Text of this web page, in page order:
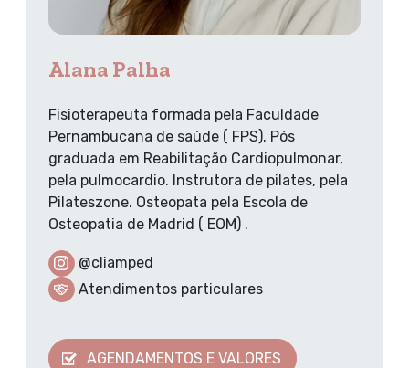
Alana Palha
Fisioterapeuta formada pela Faculdade
Pernambucana de saúde ( FPS). Pós
graduada em Reabilitação Cardiopulmonar,
pela pulmocardio. Instrutora de pilates, pela
Pilateszone. Osteopata pela Escola de
Osteopatia de Madrid ( EOM) .
@cliamped
Atendimentos particulares
AGENDAMENTOS E VALORES